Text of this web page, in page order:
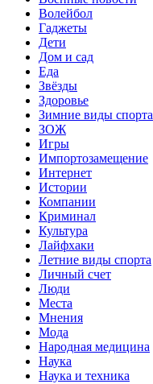
Волейбол
Гаджеты
Дети
Дом и сад
Еда
Звёзды
Здоровье
Зимние виды спорта
ЗОЖ
Игры
Импортозамещение
Интернет
Истории
Компании
Криминал
Культура
Лайфхаки
Летние виды спорта
Личный счет
Люди
Места
Мнения
Мода
Народная медицина
Наука
Наука и техника